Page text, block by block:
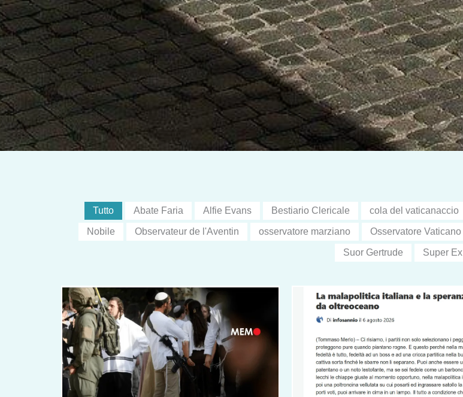
Tutto Abate Faria Alfie Evans Bestiario Clericale cola del vaticanaccio
Nobile Observateur de l'Aventin osservatore marziano Osservatore Vaticano
Suor Gertrude Super Ex